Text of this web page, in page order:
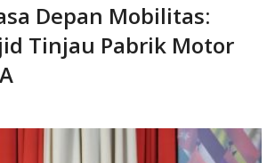
Depan Mobilitas:
Tinjau Pabrik Motor